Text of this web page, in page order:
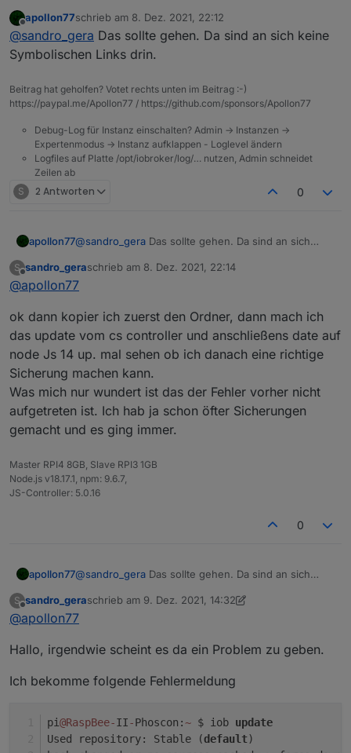
Sorry wenn ich doof frage aber wie mache ich
eine Sicherung von /opt/iobroker/iobroker-data ?
Einfach mit Filezilla den Ordner auf den PC
Offline
apollon77schrieb am 8. Dez. 2021, 22:12
zuletzt editiert von
@sandro_gera Das sollte gehen. Da sind an sich keine
Symbolischen Links drin.
Beitrag hat geholfen? Votet rechts unten im Beitrag :-)
https://paypal.me/Apollon77 / https://github.com/sponsors/Apollon77
Debug-Log für Instanz einschalten? Admin -> Instanzen ->
Expertenmodus -> Instanz aufklappen - Loglevel ändern
Logfiles auf Platte /opt/iobroker/log/… nutzen, Admin schneidet
Zeilen ab
S 2 Antworten 0
apollon77@sandro_gera Das sollte gehen. Da sind an sich
S
Offline
sandro_geraschrieb am 8. Dez. 2021, 22:14
zuletzt editiert von
@apollon77
ok dann kopier ich zuerst den Ordner, dann mach ich
das update vom cs controller und anschließens date auf
node Js 14 up. mal sehen ob ich danach eine richtige
Sicherung machen kann.
Was mich nur wundert ist das der Fehler vorher nicht
aufgetreten ist. Ich hab ja schon öfter Sicherungen
gemacht und es ging immer.
Master RPI4 8GB, Slave RPI3 1GB
Node.js v18.17.1, npm: 9.6.7,
JS-Controller: 5.0.16
0
apollon77@sandro_gera Das sollte gehen. Da sind an sich
S
Offline
sandro_geraschrieb am 9. Dez. 2021, 14:32
zuletzt editiert von sandro_gera12. Sept. 2021, 15:34
@apollon77
Hallo, irgendwie scheint es da ein Problem zu geben.
Ich bekomme folgende Fehlermeldung
pi@RaspBee-II-Phoscon:~ $ iob update
Used repository: Stable (default)